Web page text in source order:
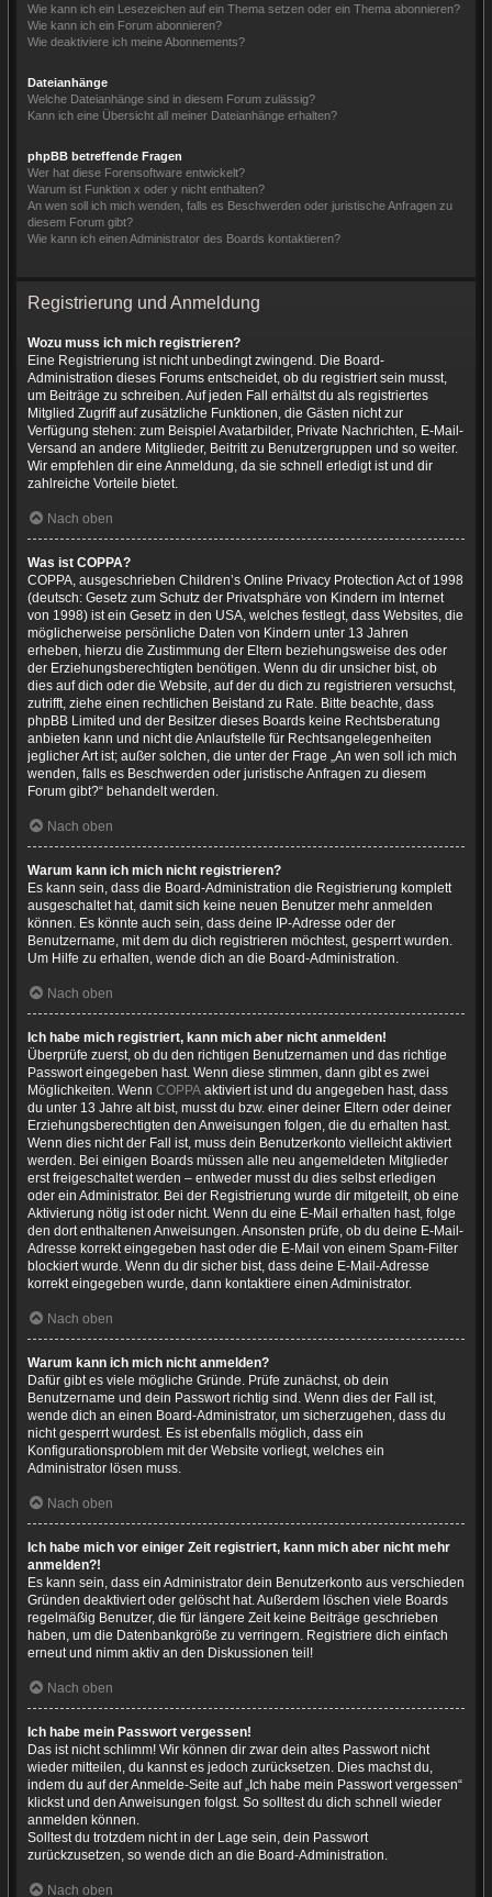
Wie kann ich ein Lesezeichen auf ein Thema setzen oder ein Thema abonnieren?
Wie kann ich ein Forum abonnieren?
Wie deaktiviere ich meine Abonnements?
Dateianhänge
Welche Dateianhänge sind in diesem Forum zulässig?
Kann ich eine Übersicht all meiner Dateianhänge erhalten?
phpBB betreffende Fragen
Wer hat diese Forensoftware entwickelt?
Warum ist Funktion x oder y nicht enthalten?
An wen soll ich mich wenden, falls es Beschwerden oder juristische Anfragen zu
diesem Forum gibt?
Wie kann ich einen Administrator des Boards kontaktieren?
Registrierung und Anmeldung
Wozu muss ich mich registrieren?
Eine Registrierung ist nicht unbedingt zwingend. Die Board-
Administration dieses Forums entscheidet, ob du registriert sein musst,
um Beiträge zu schreiben. Auf jeden Fall erhältst du als registriertes
Mitglied Zugriff auf zusätzliche Funktionen, die Gästen nicht zur
Verfügung stehen: zum Beispiel Avatarbilder, Private Nachrichten, E-Mail-
Versand an andere Mitglieder, Beitritt zu Benutzergruppen und so weiter.
Wir empfehlen dir eine Anmeldung, da sie schnell erledigt ist und dir
zahlreiche Vorteile bietet.
Nach oben
Was ist COPPA?
COPPA, ausgeschrieben Children’s Online Privacy Protection Act of 1998
(deutsch: Gesetz zum Schutz der Privatsphäre von Kindern im Internet
von 1998) ist ein Gesetz in den USA, welches festlegt, dass Websites, die
möglicherweise persönliche Daten von Kindern unter 13 Jahren
erheben, hierzu die Zustimmung der Eltern beziehungsweise des oder
der Erziehungsberechtigten benötigen. Wenn du dir unsicher bist, ob
dies auf dich oder die Website, auf der du dich zu registrieren versuchst,
zutrifft, ziehe einen rechtlichen Beistand zu Rate. Bitte beachte, dass
phpBB Limited und der Besitzer dieses Boards keine Rechtsberatung
anbieten kann und nicht die Anlaufstelle für Rechtsangelegenheiten
jeglicher Art ist; außer solchen, die unter der Frage „An wen soll ich mich
wenden, falls es Beschwerden oder juristische Anfragen zu diesem
Forum gibt?“ behandelt werden.
Nach oben
Warum kann ich mich nicht registrieren?
Es kann sein, dass die Board-Administration die Registrierung komplett
ausgeschaltet hat, damit sich keine neuen Benutzer mehr anmelden
können. Es könnte auch sein, dass deine IP-Adresse oder der
Benutzername, mit dem du dich registrieren möchtest, gesperrt wurden.
Um Hilfe zu erhalten, wende dich an die Board-Administration.
Nach oben
Ich habe mich registriert, kann mich aber nicht anmelden!
Überprüfe zuerst, ob du den richtigen Benutzernamen und das richtige
Passwort eingegeben hast. Wenn diese stimmen, dann gibt es zwei
Möglichkeiten. Wenn COPPA aktiviert ist und du angegeben hast, dass
du unter 13 Jahre alt bist, musst du bzw. einer deiner Eltern oder deiner
Erziehungsberechtigten den Anweisungen folgen, die du erhalten hast.
Wenn dies nicht der Fall ist, muss dein Benutzerkonto vielleicht aktiviert
werden. Bei einigen Boards müssen alle neu angemeldeten Mitglieder
erst freigeschaltet werden – entweder musst du dies selbst erledigen
oder ein Administrator. Bei der Registrierung wurde dir mitgeteilt, ob eine
Aktivierung nötig ist oder nicht. Wenn du eine E-Mail erhalten hast, folge
den dort enthaltenen Anweisungen. Ansonsten prüfe, ob du deine E-Mail-
Adresse korrekt eingegeben hast oder die E-Mail von einem Spam-Filter
blockiert wurde. Wenn du dir sicher bist, dass deine E-Mail-Adresse
korrekt eingegeben wurde, dann kontaktiere einen Administrator.
Nach oben
Warum kann ich mich nicht anmelden?
Dafür gibt es viele mögliche Gründe. Prüfe zunächst, ob dein
Benutzername und dein Passwort richtig sind. Wenn dies der Fall ist,
wende dich an einen Board-Administrator, um sicherzugehen, dass du
nicht gesperrt wurdest. Es ist ebenfalls möglich, dass ein
Konfigurationsproblem mit der Website vorliegt, welches ein
Administrator lösen muss.
Nach oben
Ich habe mich vor einiger Zeit registriert, kann mich aber nicht mehr
anmelden?!
Es kann sein, dass ein Administrator dein Benutzerkonto aus verschieden
Gründen deaktiviert oder gelöscht hat. Außerdem löschen viele Boards
regelmäßig Benutzer, die für längere Zeit keine Beiträge geschrieben
haben, um die Datenbankgröße zu verringern. Registriere dich einfach
erneut und nimm aktiv an den Diskussionen teil!
Nach oben
Ich habe mein Passwort vergessen!
Das ist nicht schlimm! Wir können dir zwar dein altes Passwort nicht
wieder mitteilen, du kannst es jedoch zurücksetzen. Dies machst du,
indem du auf der Anmelde-Seite auf „Ich habe mein Passwort vergessen“
klickst und den Anweisungen folgst. So solltest du dich schnell wieder
anmelden können.
Solltest du trotzdem nicht in der Lage sein, dein Passwort
zurückzusetzen, so wende dich an die Board-Administration.
Nach oben